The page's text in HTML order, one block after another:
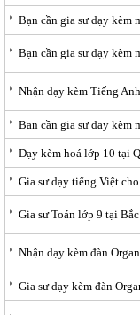
Bạn cần gia sư dạy kèm
Bạn cần gia sư dạy kèm
Nhận dạy kèm Tiếng
Bạn cần gia sư dạy kèm
Dạy kèm hoá lớp 10 tại
Gia sư dạy tiếng Việt
Gia sư Toán lớp 9 tại
Nhận dạy kèm đàn
Gia sư dạy kèm đàn